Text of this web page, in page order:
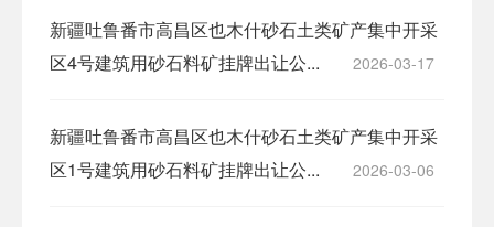
新疆吐鲁番市高昌区也木什砂石土类矿产集中开采
区4号建筑用砂石料矿挂牌出让公...
2026-03-17
新疆吐鲁番市高昌区也木什砂石土类矿产集中开采
区1号建筑用砂石料矿挂牌出让公...
2026-03-06